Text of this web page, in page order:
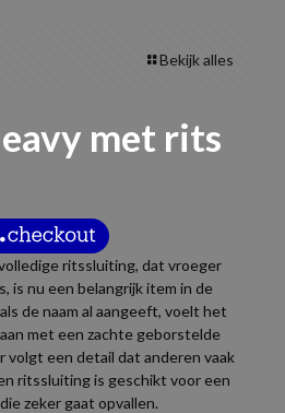
Bekijk alles
met rits
ritssluiting, dat vroeger
is nu een belangrijk item in de
de naam al aangeeft, voelt het
met een zachte geborstelde
volgt een detail dat anderen vaak
ritssluiting is geschikt voor een
zeker gaat opvallen.